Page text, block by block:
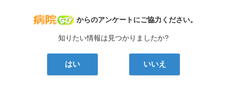
病院なび
からのアンケートにご協力ください。
知りたい情報は見つかりましたか?
はい いいえ